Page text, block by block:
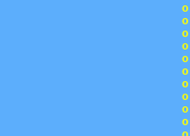
o
o
o
o
o
o
o
o
o
o